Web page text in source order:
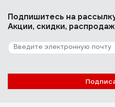
Подпишитесь на
Акции, скидки,